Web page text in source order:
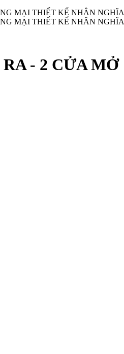
MẠI THIẾT KẾ NHÂN NGHĨA
MẠI THIẾT KẾ NHÂN NGHĨA
- 2 CỬA MỞ